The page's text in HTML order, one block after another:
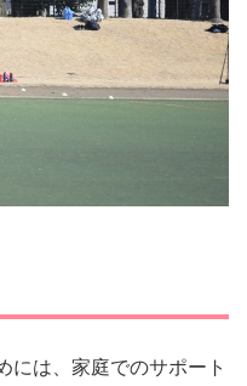
には、家庭でのサポート